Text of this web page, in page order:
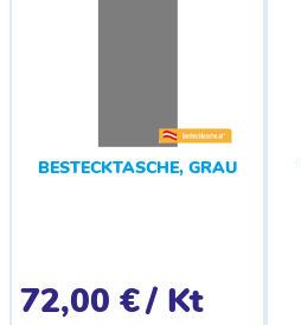
BESTECKTASCHE, GRAU
72,00 €/ Kt